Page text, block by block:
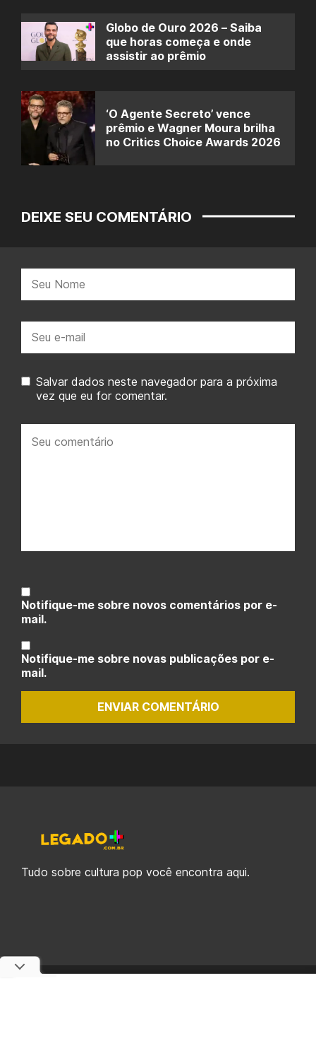
Globo de Ouro 2026 – Saiba
que horas começa e onde
assistir ao prêmio
‘O Agente Secreto’ vence
prêmio e Wagner Moura brilha
no Critics Choice Awards 2026
DEIXE SEU COMENTÁRIO
mail:
Salvar dados neste navegador para a próxima
vez que eu for comentar.
comentário:
Notifique-me sobre novos comentários por e-
mail.
Notifique-me sobre novas publicações por e-
mail.
ENVIAR COMENTÁRIO
Tudo sobre cultura pop você encontra aqui.